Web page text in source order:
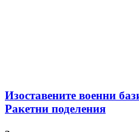
Изоставените военни
Ракетни поделения